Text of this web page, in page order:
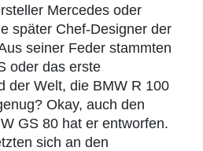
Mercedes oder
später Chef-Designer der
seiner Feder stammten
oder das erste
der Welt, die BMW R 100
Okay, auch den
GS 80 hat er entworfen.
sich an den